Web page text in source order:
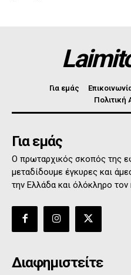
Για εμάς
Πολιτική
Για εμάς
Ο πρωταρχικός σκοπός της
μεταδίδουμε έγκυρες και
την Ελλάδα και όλόκληρο τον
Διαφημιστείτε